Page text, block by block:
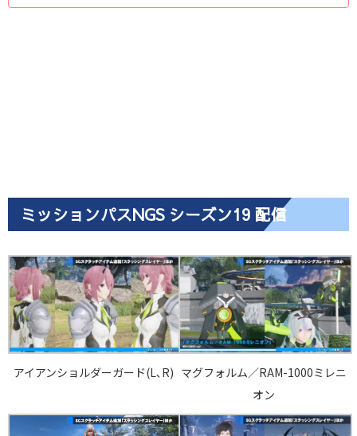
ミッションパスNGS シーズン19 配信
アイアンショルダーガード(L､R) マグフォルム／RAM-1000ミレニ
オン